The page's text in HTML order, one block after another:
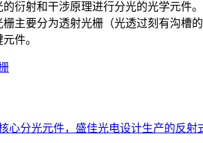
衍射和干涉原理进行分光的光学元件
主要分为透射光栅（光透过刻有沟槽
件。
心分光元件，盛佳光电设计生产的反